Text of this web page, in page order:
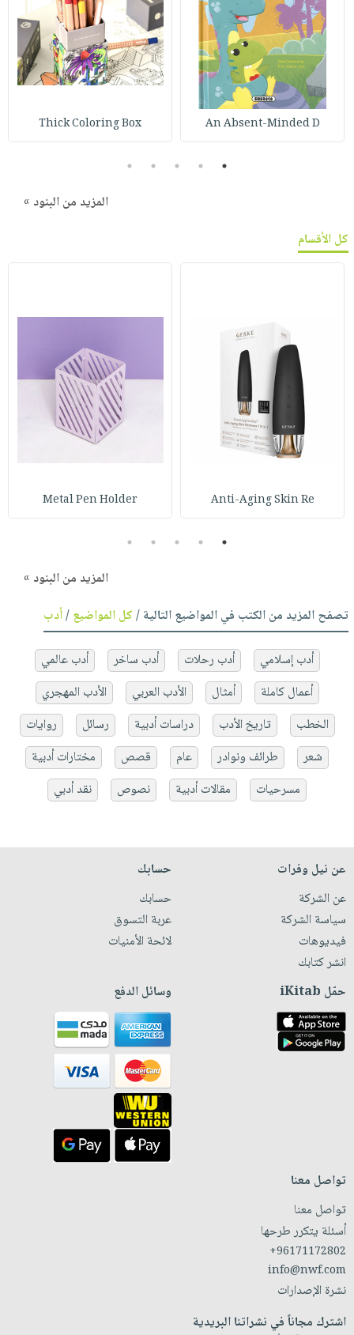
An Absent-Minded D
Thick Coloring Box
1
2
3
4
5
المزيد من البنود »
كل الأقسام
Anti-Aging Skin Re
Metal Pen Holder
1
2
3
4
5
المزيد من البنود »
تصفح المزيد من الكتب في المواضيع التالية /كل المواضيع/أدب
أدب إسلامي أدب رحلات أدب ساخر
أدب عالمي
أعمال كاملة
أمثال الأدب العربي
الأدب المهجري
الخطب
تاريخ الأدب دراسات أدبية رسائل
روايات
شعر
طرائف ونوادر عام قصص
مختارات أدبية
مسرحيات
مقالات أدبية نصوص نقد أدبي
عن نيل وفرات
عن الشركة
سياسة الشركة
فيديوهات
انشر كتابك
حسابك
حسابك
عربة التسوق
لائحة الأمنيات
حمّل iKitab وسائل الدفع
تواصل معنا
تواصل معنا
أسئلة يتكرر طرحها
+96171172802
info@nwf.com
نشرة الإصدارات
اشترك مجاناً في نشراتنا البريدية